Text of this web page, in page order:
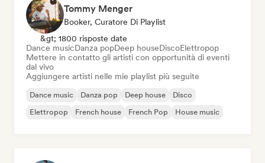
Tommy Menger
Booker, Curatore Di Playlist
&gt; 1800 risposte date
Dance musicDanza popDeep houseDiscoElettropop
Mettere in contatto gli artisti con opportunità di eventi
dal vivo
Aggiungere artisti nelle mie playlist più seguite
Dance music Danza pop Deep house
Disco
Elettropop
French house French Pop House music